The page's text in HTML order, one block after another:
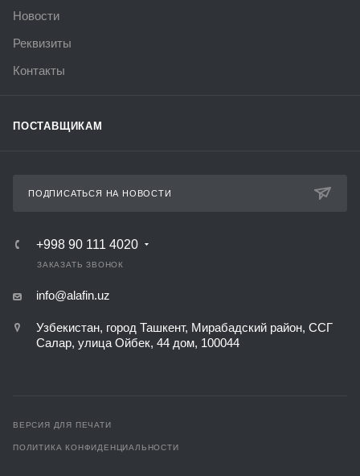
Новости
Реквизиты
Контакты
ПОСТАВЩИКАМ
ПОДПИСАТЬСЯ НА НОВОСТИ
+998 90 111 4020
ЗАКАЗАТЬ ЗВОНОК
info@alafin.uz
Узбекистан, город Ташкент, Мирабадский район, ССГ
Салар, улица Ойбек, 44 дом, 100044
ВЕРСИЯ ДЛЯ ПЕЧАТИ
ПОЛИТИКА КОНФИДЕНЦИАЛЬНОСТИ